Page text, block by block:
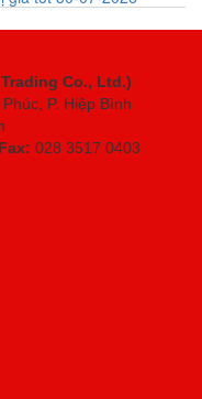
Co., Ltd.)
P. Hiệp Bình
Fax: 028 3517 0403